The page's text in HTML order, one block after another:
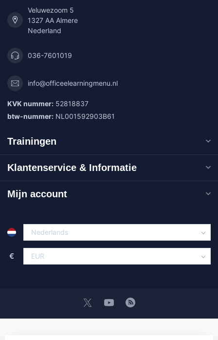
Veluwezoom 5
1327 AA Almere
Nederland
036-7601019
info@officeelearningmenu.nl
KVK nummer: 52818837
btw-nummer: NL001592903B61
Trainingen
Klantenservice & Informatie
Mijn account
€